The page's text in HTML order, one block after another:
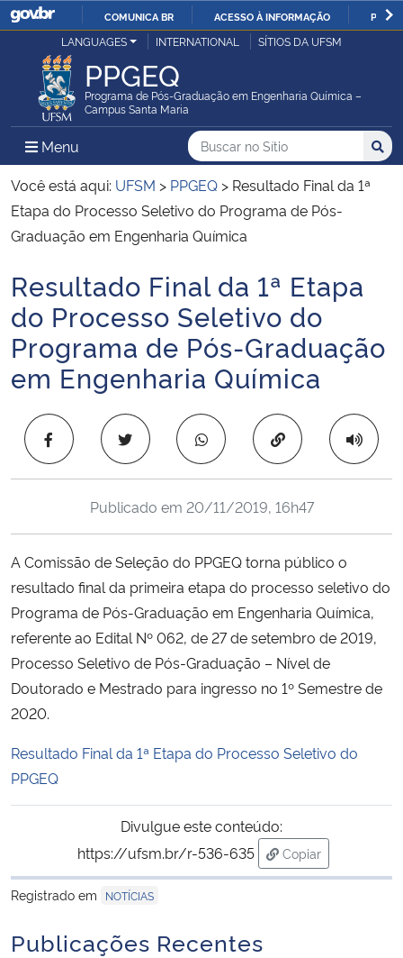
IR
O
COMUNICA BR ACESSO À INFORMAÇÃO
Ministério da Justiça e Segurança Pública
Ministério da Defesa
Ministério das Relações Exteriores
Ministério da Economia
Ministério da Infraestrutura
Ministério da Agricultura, Pecuária e Abastecimento
Ministério da Educação
Ministério da Cidadania
Ministério da Saúde
Ministério de Minas e Energia
Ministério da Ciência, Tecnologia, Inovações e Comunicações
Ministério do Meio Ambiente
Ministério do Turismo
Ministério do Desenvolvimento Regional
Controladoria-Geral da União
Secretaria-Geral
Secretaria de Governo
Gabinete de Segurança Institucional
LANGUAGES INTERNATIONAL SÍTIOS DA UFSM
PPGEQ
Programa de Pós-Graduação em Engenharia Química –
Campus Santa Maria
Menu Menu Principal do Sítio
Busca
Buscar no no Sítio
Busca:
Você está aqui: UFSM > PPGEQ > Resultado Final da 1ª
Etapa do Processo Seletivo do Programa de Pós-
Graduação em Engenharia Química
Início do conteúdo
Resultado Final da 1ª Etapa
do Processo Seletivo do
Programa de Pós-Graduação
em Engenharia Química
Copiar para área
Publicado em 20/11/2019, 16h47
A Comissão de Seleção do PPGEQ torna público o
resultado final da primeira etapa do processo seletivo do
Programa de Pós-Graduação em Engenharia Química,
referente ao Edital Nº 062, de 27 de setembro de 2019,
Processo Seletivo de Pós-Graduação – Nível de
Doutorado e Mestrado para ingresso no 1º Semestre de
2020.
Resultado Final da 1ª Etapa do Processo Seletivo do
PPGEQ
Divulgue este conteúdo:
https://ufsm.br/r-536-635
Copiar
para área de
Registrado em
NOTÍCIAS
Publicações Recentes